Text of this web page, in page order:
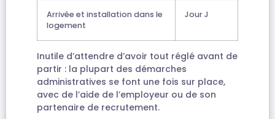
Arrivée et installation dans le
logement
Jour J
Inutile d’attendre d’avoir tout réglé avant de
partir : la plupart des démarches
administratives se font une fois sur place,
avec de l’aide de l’employeur ou de son
partenaire de recrutement.